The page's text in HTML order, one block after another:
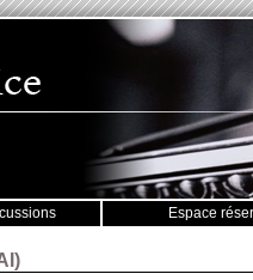
Espace
)